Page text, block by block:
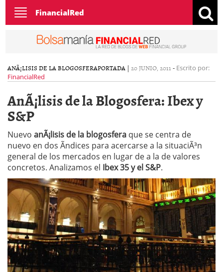
Toggle
navigation
FinancialRed
ANÃ¡LISIS DE LA BLOGOSFERAPORTADA | 20 JUNIO, 2011 - Escrito por:
FinancialRed
AnÃ¡lisis de la Blogosfera: Ibex y
S&P
Nuevo anÃ¡lisis de la blogosfera que se centra de
nuevo en dos Ã­ndices para acercarse a la situaciÃ³n
general de los mercados en lugar de a la de valores
concretos. Analizamos el Ibex 35 y el S&P.